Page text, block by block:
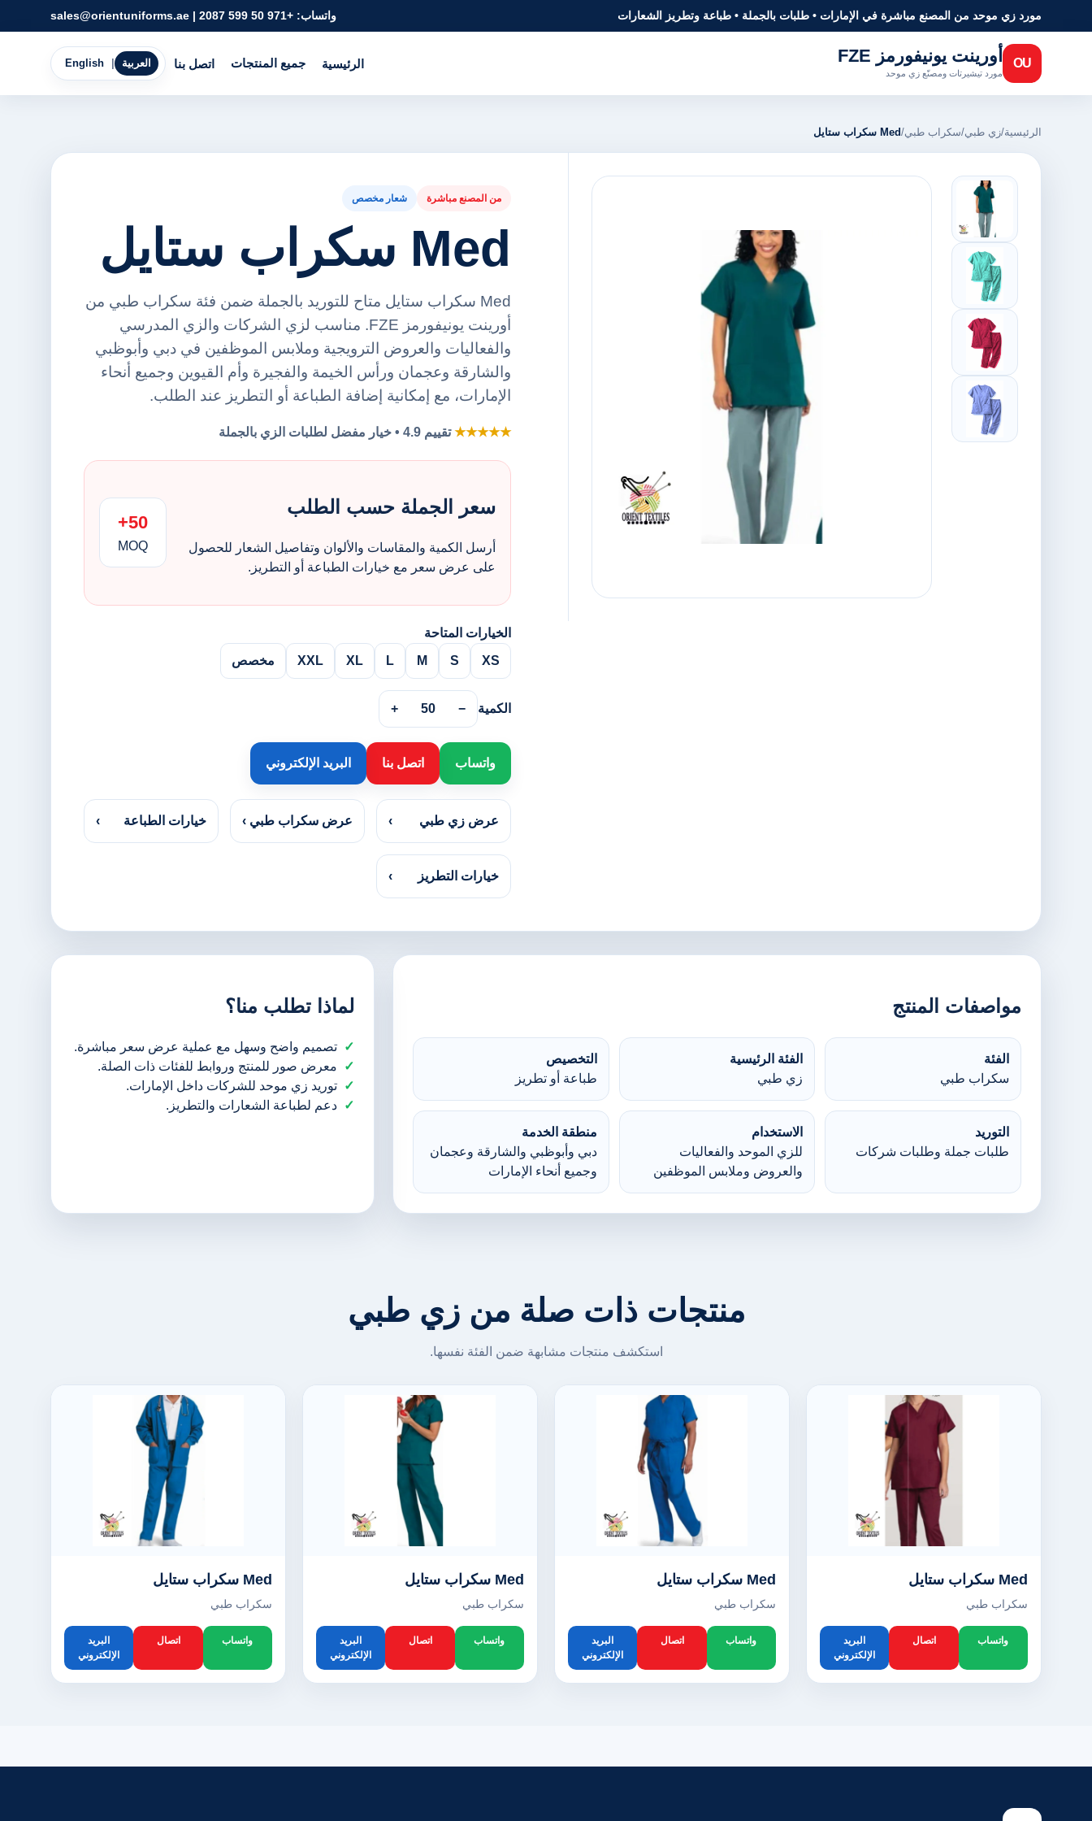
مورد زي موحد من المصنع مباشرة في الإمارات • طلبات بالجملة • طباعة وتطريز الشعارات واتساب: +971 50 599 2087
|
sales@orientuniforms.ae
OU أورينت يونيفورمز FZE
مورد تيشيرتات ومصنّع زي موحد
الرئيسية جميع المنتجات اتصل بنا English العربية
الرئيسية/زي طبي/سكراب طبي/Med سكراب ستايل
من المصنع مباشرة شعار مخصص
Med سكراب ستايل
Med سكراب ستايل متاح للتوريد بالجملة ضمن فئة سكراب طبي من
أورينت يونيفورمز FZE. مناسب لزي الشركات والزي المدرسي
والفعاليات والعروض الترويجية وملابس الموظفين في دبي وأبوظبي
والشارقة وعجمان ورأس الخيمة والفجيرة وأم القيوين وجميع أنحاء
الإمارات، مع إمكانية إضافة الطباعة أو التطريز عند الطلب.
★★★★★تقييم 4.9 • خيار مفضل لطلبات الزي بالجملة
سعر الجملة حسب الطلب
أرسل الكمية والمقاسات والألوان وتفاصيل الشعار للحصول
على عرض سعر مع خيارات الطباعة أو التطريز.
50+
MOQ
الخيارات المتاحة
XS
S
M
L
XL
XXL مخصص
الكمية −
50
+
واتساب اتصل بنا البريد الإلكتروني
عرض زي طبي › عرض سكراب طبي › خيارات الطباعة ›
خيارات التطريز ›
مواصفات المنتج
الفئة
سكراب طبي
الفئة الرئيسية
زي طبي
التخصيص
طباعة أو تطريز
التوريد
طلبات جملة وطلبات شركات
الاستخدام
للزي الموحد والفعاليات
والعروض وملابس الموظفين
منطقة الخدمة
دبي وأبوظبي والشارقة وعجمان
وجميع أنحاء الإمارات
لماذا تطلب منا؟
تصميم واضح وسهل مع عملية عرض سعر مباشرة.
معرض صور للمنتج وروابط للفئات ذات الصلة.
توريد زي موحد للشركات داخل الإمارات.
دعم لطباعة الشعارات والتطريز.
منتجات ذات صلة من زي طبي
استكشف منتجات مشابهة ضمن الفئة نفسها.
Med سكراب ستايل
سكراب طبي
واتساب اتصال
البريد
الإلكتروني
Med سكراب ستايل
سكراب طبي
واتساب اتصال
البريد
الإلكتروني
Med سكراب ستايل
سكراب طبي
واتساب اتصال
البريد
الإلكتروني
Med سكراب ستايل
سكراب طبي
واتساب اتصال
البريد
الإلكتروني